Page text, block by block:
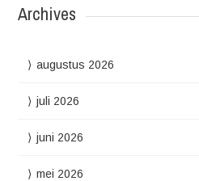
Archives
augustus 2026
juli 2026
juni 2026
mei 2026